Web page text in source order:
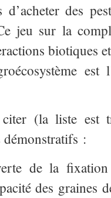
des
jeu sur la
biotiques
(la liste est
démonstratifs :
de la
des graines